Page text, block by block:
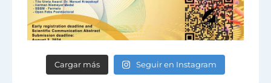
Cargar más Seguir en Instagram